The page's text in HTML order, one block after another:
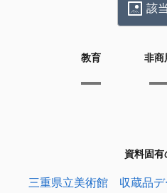
該
教育 非商
資料固有
三重県立美術館 収蔵品デ